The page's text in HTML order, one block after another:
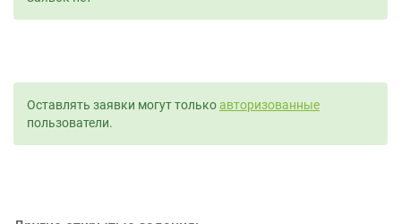
Оставлять заявки могут толькоавторизованные
пользователи.